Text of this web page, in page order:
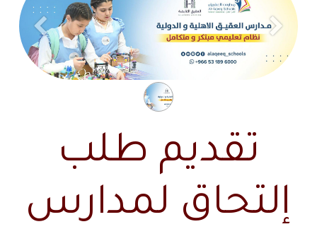
Previous Next
تقديم طلب
إلتحاق لمدارس